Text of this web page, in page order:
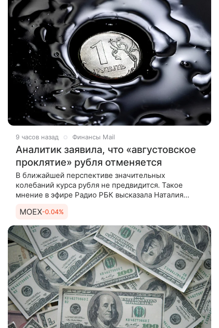
9 часов назад Финансы Mail
Аналитик заявила, что «августовское
проклятие» рубля отменяется
В ближайшей перспективе значительных
колебаний курса рубля не предвидится. Такое
мнение в эфире Радио РБК высказала Наталия
макроэкономического анализа
MOEX-0.04%